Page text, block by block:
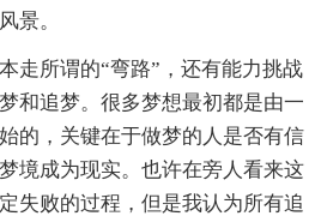
景。
走所谓的“弯路”，还有能力挑战
和追梦。很多梦想最初都是由一
的，关键在于做梦的人是否有信
境成为现实。也许在旁人看来这
失败的过程，但是我认为所有追